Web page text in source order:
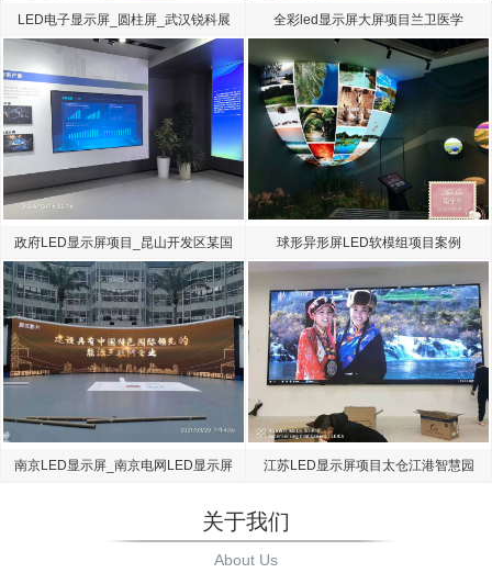
LED电子显示屏_圆柱屏_武汉锐科展
厅
全彩led显示屏大屏项目兰卫医学
政府LED显示屏项目_昆山开发区某国
有单位LED大屏
球形异形屏LED软模组项目案例
南京LED显示屏_南京电网LED显示屏 江苏LED显示屏项目太仓江港智慧园
关于我们
About Us